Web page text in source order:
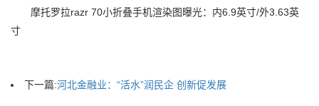
摩托罗拉razr 70小折叠手机渲染图曝光：内6.9英寸/外3.63英
寸
下一篇:河北金融业：“活水”润民企 创新促发展